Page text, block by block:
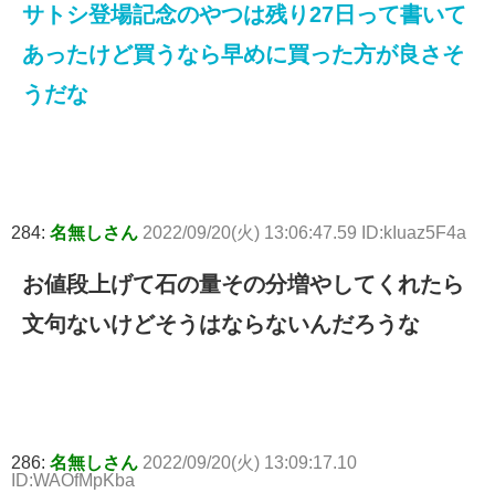
サトシ登場記念のやつは残り27日って書いて
あったけど買うなら早めに買った方が良さそ
うだな
284: 名無しさん 2022/09/20(火) 13:06:47.59 ID:kIuaz5F4a
お値段上げて石の量その分増やしてくれたら
文句ないけどそうはならないんだろうな
286: 名無しさん 2022/09/20(火) 13:09:17.10
ID:WAOfMpKba